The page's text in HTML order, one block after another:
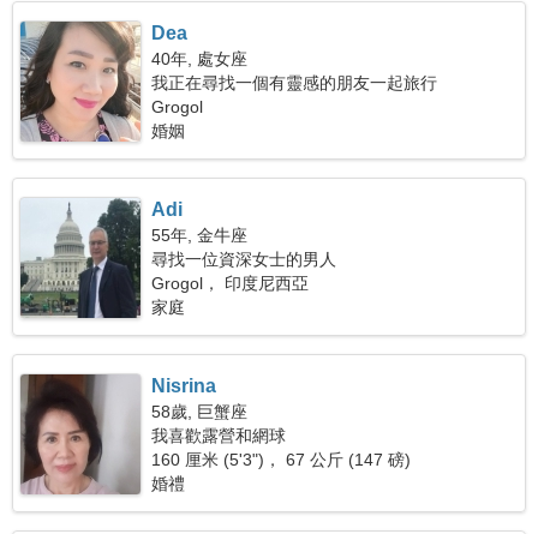
Dea
40年, 處女座
我正在尋找一個有靈感的朋友一起旅行
Grogol
婚姻
Adi
55年, 金牛座
尋找一位資深女士的男人
Grogol， 印度尼西亞
家庭
Nisrina
58歲, 巨蟹座
我喜歡露營和網球
160 厘米 (5'3")， 67 公斤 (147 磅)
婚禮